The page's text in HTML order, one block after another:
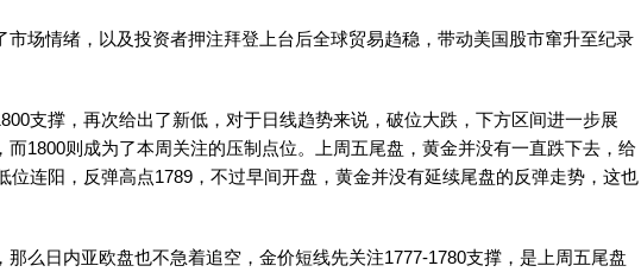
情绪，以及投资者押注拜登上台后全球贸易趋稳，带动美国股市窜升至纪录
支撑，再次给出了新低，对于日线趋势来说，破位大跌，下方区间进一步展
1800则成为了本周关注的压制点位。上周五尾盘，黄金并没有一直跌下去，给
位连阳，反弹高点1789，不过早间开盘，黄金并没有延续尾盘的反弹走势，这也
日内亚欧盘也不急着追空，金价短线先关注1777-1780支撑，是上周五尾盘